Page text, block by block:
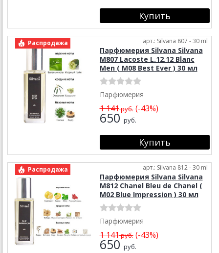
Распродажа арт.: Silvana 807 - 30 ml
Парфюмерия Silvana Silvana
M807 Lacoste L.12.12 Blanc
Men ( М08 Best Ever ) 30 мл
Парфюмерия
1 141руб.(-43%)
650 руб.
Распродажа арт.: Silvana 812 - 30 ml
Парфюмерия Silvana Silvana
M812 Chanel Bleu de Chanel (
М02 Blue Impression ) 30 мл
Парфюмерия
1 141руб.(-43%)
650 руб.